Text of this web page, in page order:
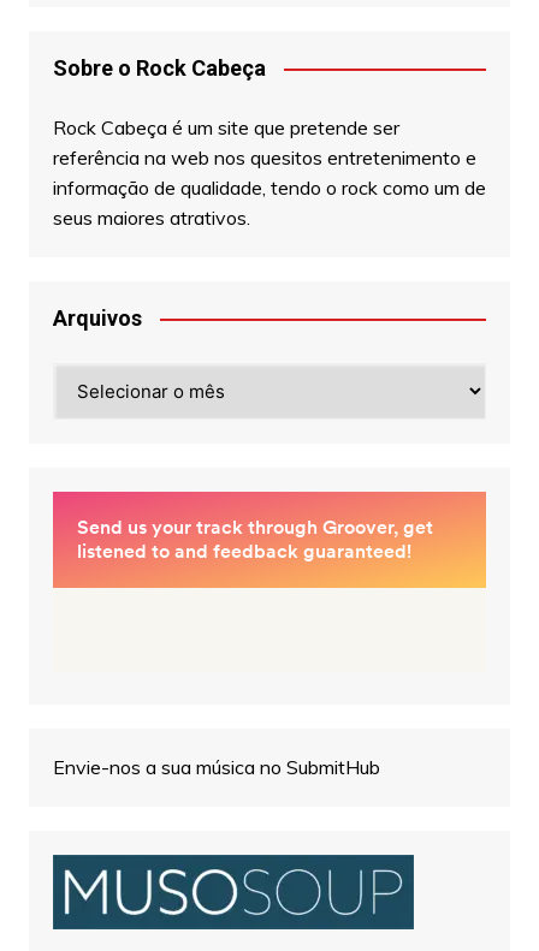
Sobre o Rock Cabeça
Rock Cabeça é um site que pretende ser
referência na web nos quesitos entretenimento e
informação de qualidade, tendo o rock como um de
seus maiores atrativos.
Arquivos
Envie-nos a sua música no SubmitHub